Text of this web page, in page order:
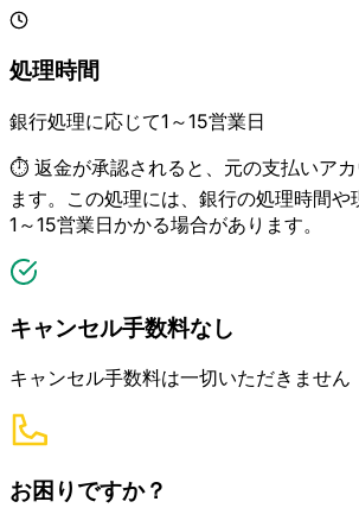
処理時間
銀行処理に応じて1～15営業日
⏱️ 返金が承認されると、元の支払いア
ます。この処理には、銀行の処理時間や
1～15営業日かかる場合があります。
キャンセル手数料なし
キャンセル手数料は一切いただきません
お困りですか？